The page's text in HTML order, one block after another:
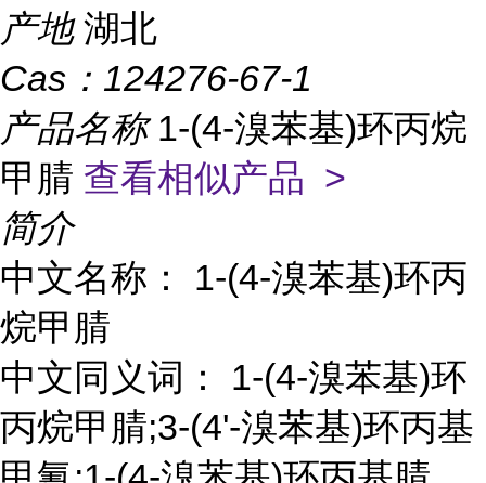
产地 湖北
Cas： 124276-67-1
产品名称1-(4-溴苯基)环丙烷
甲腈 查看相似产品 >
简介
中文名称： 1-(4-溴苯基)环丙
烷甲腈
中文同义词： 1-(4-溴苯基)环
丙烷甲腈;3-(4'-溴苯基)环丙基